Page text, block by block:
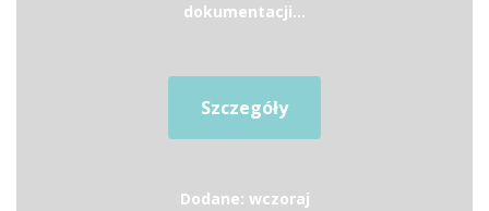
dokumentacji...
Szczegóły
Dodane: wczoraj